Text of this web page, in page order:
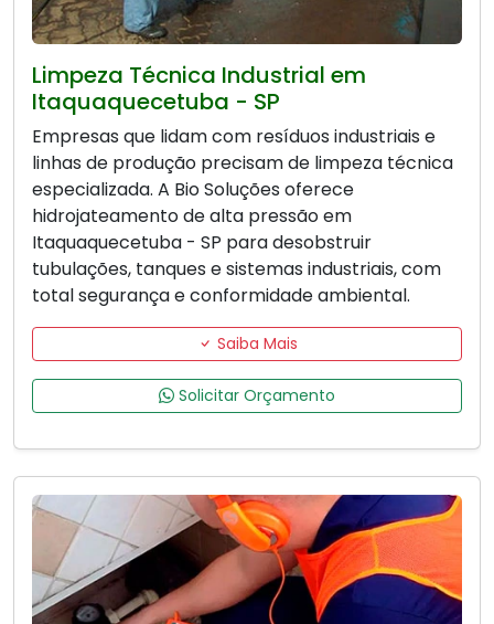
Limpeza Técnica Industrial em
Itaquaquecetuba - SP
Empresas que lidam com resíduos industriais e
linhas de produção precisam de limpeza técnica
especializada. A Bio Soluções oferece
hidrojateamento de alta pressão em
Itaquaquecetuba - SP para desobstruir
tubulações, tanques e sistemas industriais, com
total segurança e conformidade ambiental.
Saiba Mais
Solicitar Orçamento